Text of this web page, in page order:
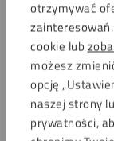
otrzymywać
cookie lub
możesz
opcję
naszej strony
prywatności,
intensywnego
użytkowaniu nie
dlatego często
Blaty biurowe:
zniszczenia.
Blaty stołów